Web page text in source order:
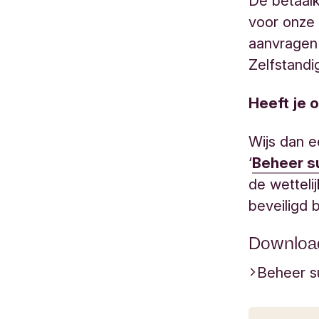
voor onze
Heeft je
Wijs dan
‘Beheer
de
beveiligd
Beheer